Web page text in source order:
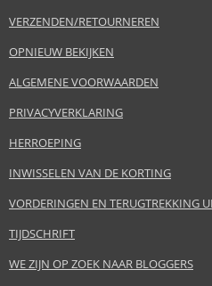
VERZENDEN/RETOURNEREN
OPNIEUW BEKIJKEN
ALGEMENE VOORWAARDEN
PRIVACYVERKLARING
HERROEPING
INWISSELEN VAN DE KORTING
VORDERINGEN EN TERUGTREKKING
TIJDSCHRIFT
WE ZIJN OP ZOEK NAAR BLOGGERS